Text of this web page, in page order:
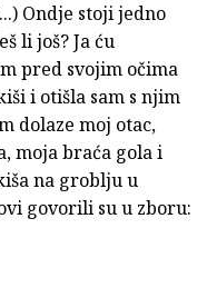
Ondje stoji jedno
li još? Ja ću
pred svojim očima
i otišla sam s njim
dolaze moj otac,
moja braća gola i
na groblju u
govorili su u zboru: